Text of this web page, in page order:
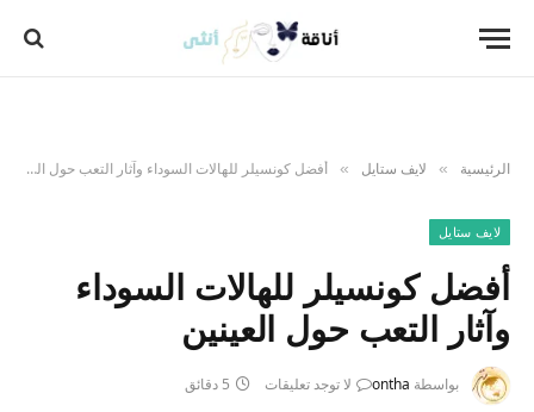
الرئيسية » لايف ستايل » أفضل كونسيلر للهالات السوداء وآثار التعب حول العينين
لايف ستايل
أفضل كونسيلر للهالات السوداء
وآثار التعب حول العينين
بواسطة ontha لا توجد تعليقات 5 دقائق